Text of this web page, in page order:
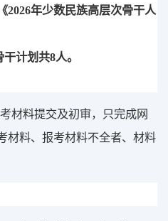
2026年少数民族高层次骨干人
干计划共8人。
材料提交及初审，只完成网
材料、 报考材料不全者、材料